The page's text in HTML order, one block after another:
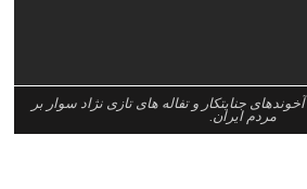
آخوندهای جنایتکار و تفاله های تازی نژاد سوار بر
مردم ایران.